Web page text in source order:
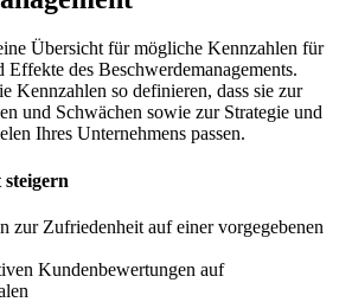
Übersicht für mögliche Kennzahlen für
des Beschwerdemanagements.
Kennzahlen so definieren, dass sie zur
und Schwächen sowie zur Strategie und
Ihres Unternehmens passen.
zur Zufriedenheit auf einer vorgegebenen
Kundenbewertungen auf